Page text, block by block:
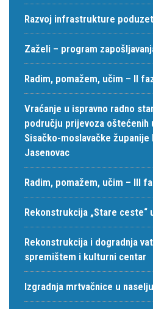
Razvoj infrastrukture
Zaželi – program
Radim, pomažem, učim – II
Vraćanje u ispravno radno
području prijevoza oštećenih
Sisačko-moslavačke
Jasenovac
Radim, pomažem, učim – III
Rekonstrukcija „Stare ceste“
Rekonstrukcija i dogradnja
spremištem i kulturni centar
Izgradnja mrtvačnice u